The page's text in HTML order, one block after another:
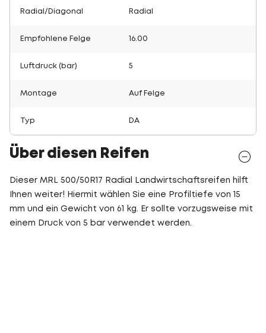
Radial/Diagonal Radial
Empfohlene Felge 16.00
Luftdruck (bar) 5
Montage Auf Felge
Typ DA
Über diesen Reifen
Dieser MRL 500/50R17 Radial Landwirtschaftsreifen hilft
Ihnen weiter! Hiermit wählen Sie eine Profiltiefe von 15
mm und ein Gewicht von 61 kg. Er sollte vorzugsweise mit
einem Druck von 5 bar verwendet werden.